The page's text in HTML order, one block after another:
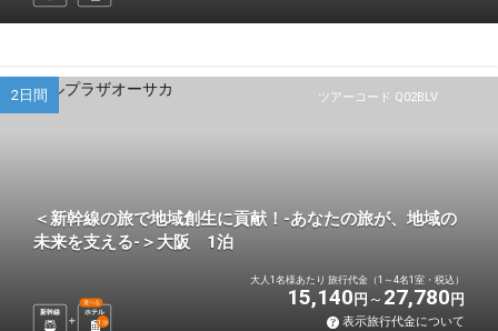
ツアーコード Q02BLV
2日間
＜新幹線の旅で地域創生に貢献！-あなたの旅が、地域の
未来を支える-＞大阪 1泊
新幹線 ホテル
選べる
1 泊
大人1名様あたり 旅行代金（1～4名1室・税込）
15,140 円 27,780 円
表示旅行代金について